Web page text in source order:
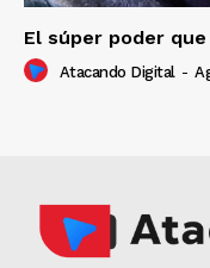
El súper poder
Atacando Digital -